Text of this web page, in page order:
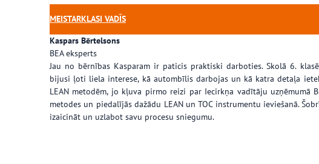
MEISTARKLASI VADĪS
Kaspars Bērtelsons
BEA eksperts
Jau no bērnības Kasparam ir paticis praktiski darboties. Skolā 6.
bijusi ļoti liela interese, kā autombīlis darbojas un kā katra detaļa
LEAN metodēm, jo kļuva pirmo reizi par Iecirkņa vadītāju
metodes un piedalījās dažādu LEAN un TOC instrumentu ieviešanā.
izaicināt un uzlabot savu procesu sniegumu.